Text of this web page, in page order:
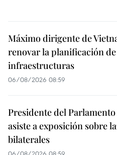
Máximo dirigente de
renovar la planificación de
infraestructuras
06/08/2026 08:59
Presidente del
asiste a exposición sobre
bilaterales